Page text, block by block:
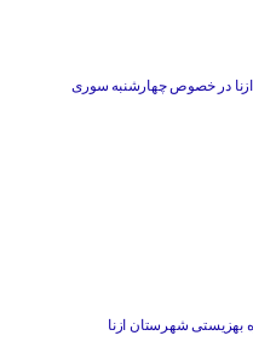
در خصوص چهارشنبه ‌سوری
بهزیستی شهرستان ازنا